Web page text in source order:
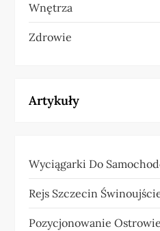
Wnętrza
Zdrowie
Artykuły
Wyciągarki Do
Rejs Szczecin
Pozycjonowanie